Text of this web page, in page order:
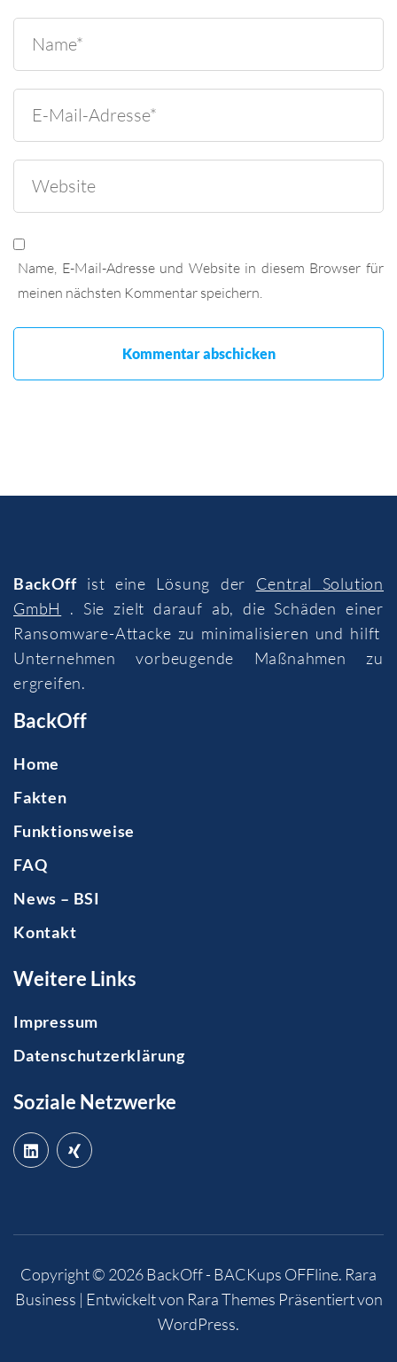
Name, E-Mail-Adresse und Website in diesem Browser für
meinen nächsten Kommentar speichern.
BackOffist eine Lösung der Central Solution
GmbH
. Sie zielt darauf ab, die Schäden einer
Ransomware-Attacke zu minimalisieren und hilft
Unternehmen vorbeugende Maßnahmen zu
ergreifen.
BackOff
Home
Fakten
Funktionsweise
FAQ
News – BSI
Kontakt
Weitere Links
Impressum
Datenschutzerklärung
Soziale Netzwerke
Copyright © 2026BackOff - BACKups OFFline. Rara
Business | Entwickelt von Rara Themes Präsentiert von
WordPress.